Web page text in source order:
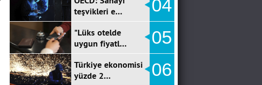
teşvikleri e…
04
"Lüks otelde
uygun fiyatl…
05
Türkiye ekonomisi
yüzde 2…
06